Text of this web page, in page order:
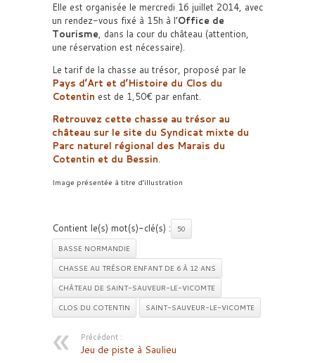
Elle est organisée le mercredi 16 juillet 2014, avec
un rendez-vous fixé à 15h à l’Office de
Tourisme, dans la cour du château (attention,
une réservation est nécessaire).
Le tarif de la chasse au trésor, proposé par le
Pays d’Art et d’Histoire du Clos du
Cotentin est de 1,50€ par enfant.
Retrouvez cette chasse au trésor au
château sur le site du Syndicat mixte du
Parc naturel régional des Marais du
Cotentin et du Bessin.
Image présentée à titre d’illustration
Contient le(s) mot(s)-clé(s) :
50
BASSE NORMANDIE
CHASSE AU TRÉSOR ENFANT DE 6 À 12 ANS
CHÂTEAU DE SAINT-SAUVEUR-LE-VICOMTE
CLOS DU COTENTIN
SAINT-SAUVEUR-LE-VICOMTE
Précédent :
Jeu de piste à Saulieu